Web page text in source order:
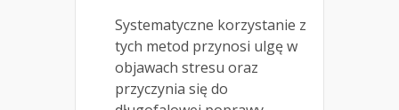
Systematyczne korzystanie z
tych metod przynosi ulgę w
objawach stresu oraz
przyczynia się do